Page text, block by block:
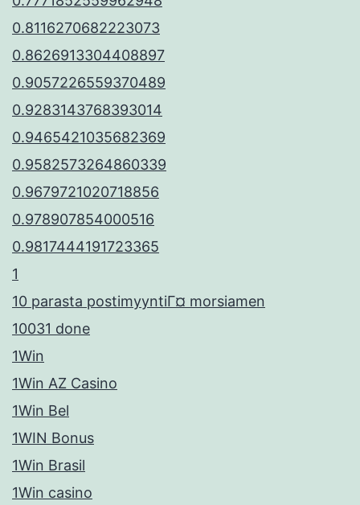
0.8116270682223073
0.8626913304408897
0.9057226559370489
0.9283143768393014
0.9465421035682369
0.9582573264860339
0.9679721020718856
0.978907854000516
0.9817444191723365
1
10 parasta postimyyntiГ¤ morsiamen
10031 done
1Win
1Win AZ Casino
1Win Bel
1WIN Bonus
1Win Brasil
1Win casino